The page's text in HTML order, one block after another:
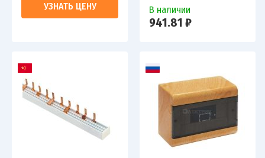
УЗНАТЬ ЦЕНУ
В наличии
941.81 ₽